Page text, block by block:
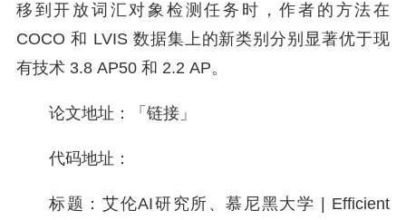
移到开放词汇对象检测任务时，作者的方法在
COCO 和 LVIS 数据集上的新类别分别显著优于现
有技术 3.8 AP50 和 2.2 AP。
论文地址：「链接」
代码地址：
标题：艾伦AI研究所、慕尼黑大学 | Efficient